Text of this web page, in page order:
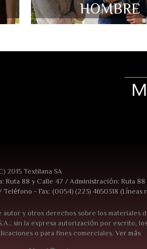
HOMBRE
2015 Textilana SA
Ruta 88 y Calle 47 / Administración: Ruta 88
- Fax: (0054) (223) 4650318 (Líneas
y otros derechos sobre los materiales
sin la expresa autorización por escrito, los
o para fines comerciales. Ver más